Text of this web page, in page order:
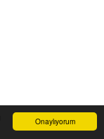
Onaylıyorum